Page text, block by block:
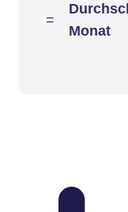
=
Monat